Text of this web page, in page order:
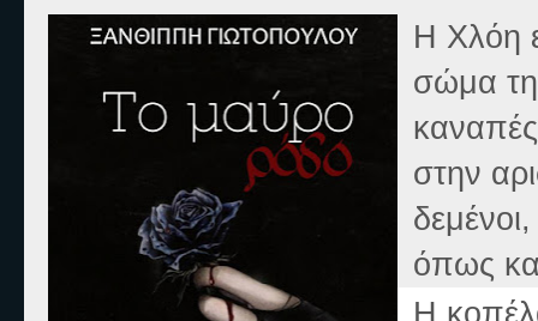
Η Χλόη
σώμα
στην
όπως
Η